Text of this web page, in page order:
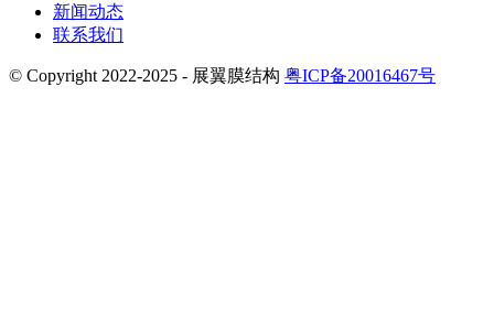
新闻动态
联系我们
© Copyright 2022-2025 - 展翼膜结构 粤ICP备20016467号